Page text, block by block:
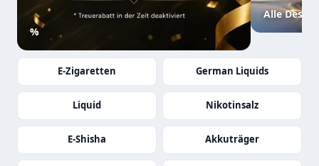
%
Alle
E-Zigaretten German Liquids
Liquid Nikotinsalz
E-Shisha Akkuträger